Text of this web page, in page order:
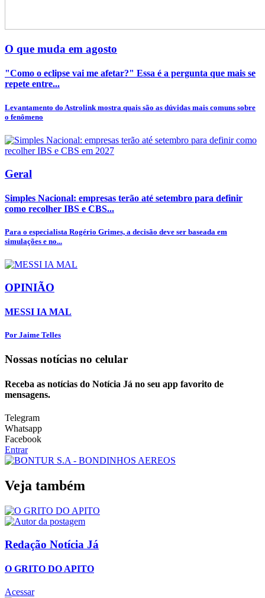
O que muda em agosto
"Como o eclipse vai me afetar?" Essa é a pergunta que mais se
repete entre...
Levantamento do Astrolink mostra quais são as dúvidas mais comuns sobre
o fenômeno
Geral
Simples Nacional: empresas terão até setembro para definir
como recolher IBS e CBS...
Para o especialista Rogério Grimes, a decisão deve ser baseada em
simulações e no...
OPINIÃO
MESSI IA MAL
Por Jaime Telles
Nossas notícias no celular
Receba as notícias do Notícia Já no seu app favorito de
mensagens.
Telegram
Whatsapp
Facebook
Entrar
Veja também
Redação Notícia Já
O GRITO DO APITO
Acessar